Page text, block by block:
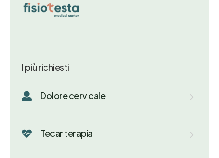
I più richiesti
 Dolore cervicale
 Tecar terapia